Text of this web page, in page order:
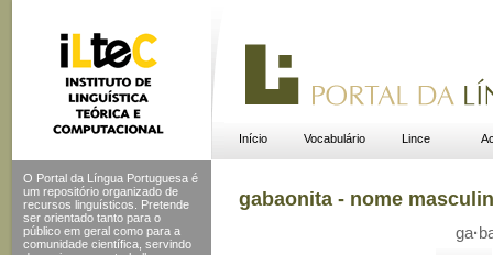
Início Vocabulário Lince
O Portal da Língua Portuguesa é
um repositório organizado de
recursos linguísticos. Pretende
ser orientado tanto para o
público em geral como para a
comunidade científica, servindo
gabaonita - nome
ga·